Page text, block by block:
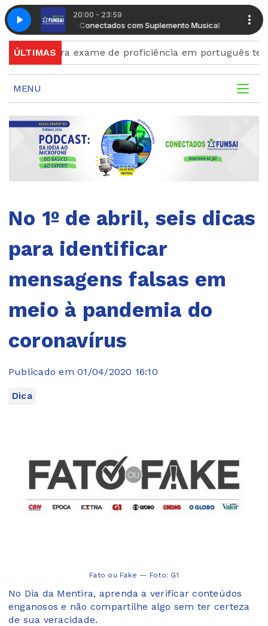
20:00 - 23:59
Radio Conectados com Suplemento Musical Radio
Manhã Conectados com Suplemento Musical Manhã
ÚLTIMAS
para exame de proficiência em português terminam
MENU
No 1º de abril, seis dicas
para identificar
mensagens falsas em
meio à pandemia do
coronavírus
Publicado em 01/04/2020 16:10
Dica
Fato ou Fake — Foto: G1
No Dia da Mentira, aprenda a verificar conteúdos
enganosos e não compartilhe algo sem ter certeza
de sua veracidade.